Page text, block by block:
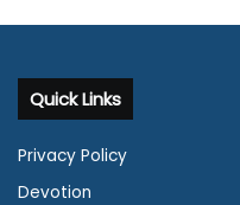
Quick Links
Privacy Policy
Devotion